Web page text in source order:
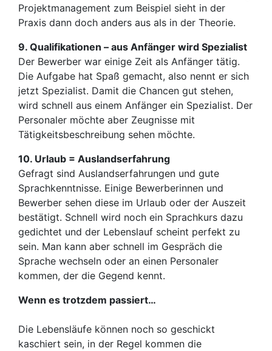
Projektmanagement zum Beispiel sieht in der
Praxis dann doch anders aus als in der Theorie.
9. Qualifikationen – aus Anfänger wird Spezialist
Der Bewerber war einige Zeit als Anfänger tätig.
Die Aufgabe hat Spaß gemacht, also nennt er sich
jetzt Spezialist. Damit die Chancen gut stehen,
wird schnell aus einem Anfänger ein Spezialist. Der
Personaler möchte aber Zeugnisse mit
Tätigkeitsbeschreibung sehen möchte.
10. Urlaub = Auslandserfahrung
Gefragt sind Auslandserfahrungen und gute
Sprachkenntnisse. Einige Bewerberinnen und
Bewerber sehen diese im Urlaub oder der Auszeit
bestätigt. Schnell wird noch ein Sprachkurs dazu
gedichtet und der Lebenslauf scheint perfekt zu
sein. Man kann aber schnell im Gespräch die
Sprache wechseln oder an einen Personaler
kommen, der die Gegend kennt.
Wenn es trotzdem passiert…
Die Lebensläufe können noch so geschickt
kaschiert sein, in der Regel kommen die